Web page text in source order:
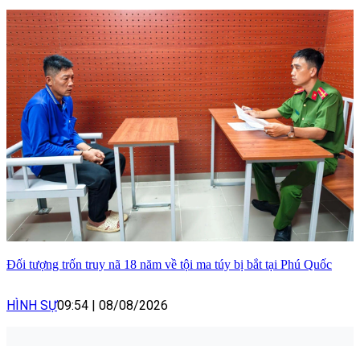
Đối tượng trốn truy nã 18 năm về tội ma túy bị bắt tại Phú Quốc
HÌNH SỰ09:54 08/08/2026